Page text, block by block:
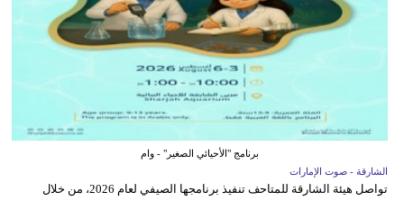
برنامج "الأحيائي الصغير" - وام
الشارقة - صوت الإمارات
تواصل هيئة الشارقة للمتاحف تنفيذ برنامجها الصيفي لعام 2026، من خلال